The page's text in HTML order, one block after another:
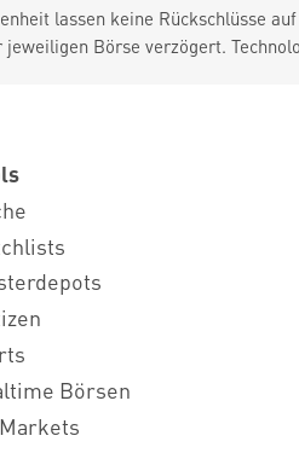
lassen keine Rückschlüsse
Börse verzögert.
Börsen